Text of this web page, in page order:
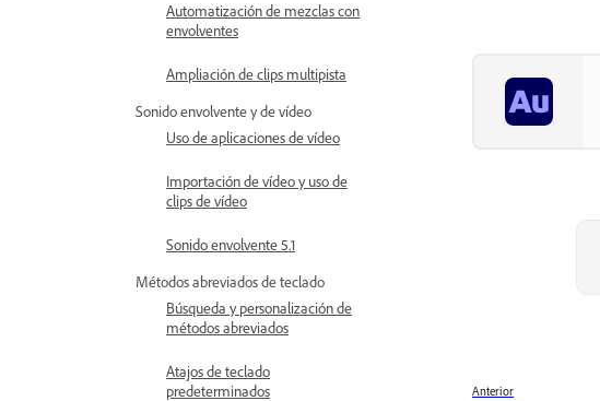
Automatización de mezclas con
envolventes
Ampliación de clips multipista
Sonido envolvente y de vídeo
Uso de aplicaciones de vídeo
Importación de vídeo y uso de
clips de vídeo
Sonido envolvente 5.1
Métodos abreviados de teclado
Búsqueda y personalización de
métodos abreviados
Atajos de teclado
predeterminados
Anterior